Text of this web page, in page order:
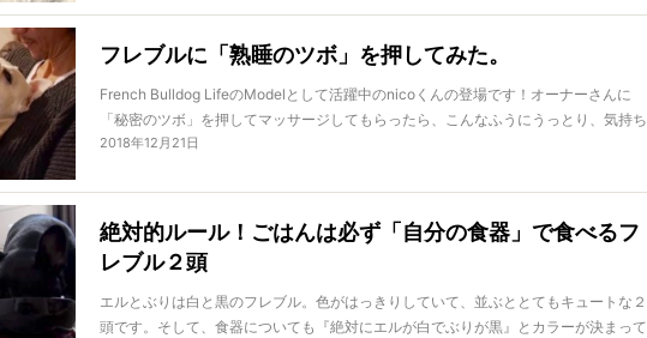
マークにほっこりすること間違いなしですよ！
フレブルに「熟睡のツボ」を押してみた。
French Bulldog LifeのModelとして活躍中のnicoくんの登場です！オーナーさんに
「秘密のツボ」を押してマッサージしてもらったら、こんなふうにうっとり、気持ち
よさそう…。これは一体なんのツボ？どのあたりを押せばわんちゃんが気持ちよく過
2018年12月21日
絶対的ルール！ごはんは必ず「自分の食器」で食べるフ
レブル２頭
エルとぶりは白と黒のフレブル。色がはっきりしていて、並ぶととてもキュートな２
頭です。そして、食器についても『絶対にエルが白でぶりが黒』とカラーが決まって